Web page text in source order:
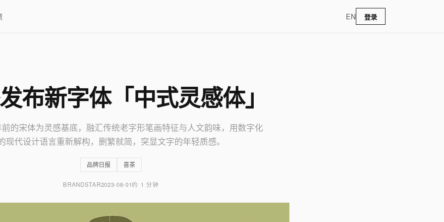
EN 登录
布新字体「中式灵感体」
的宋体为灵感基底，融汇传统老字形笔画特征与人文韵味，用数字化
现代设计语言重新解构，删繁就简，突显文字的年轻质感。
品牌日报 喜茶
BRANDSTAR2023-08-01约 1 分钟